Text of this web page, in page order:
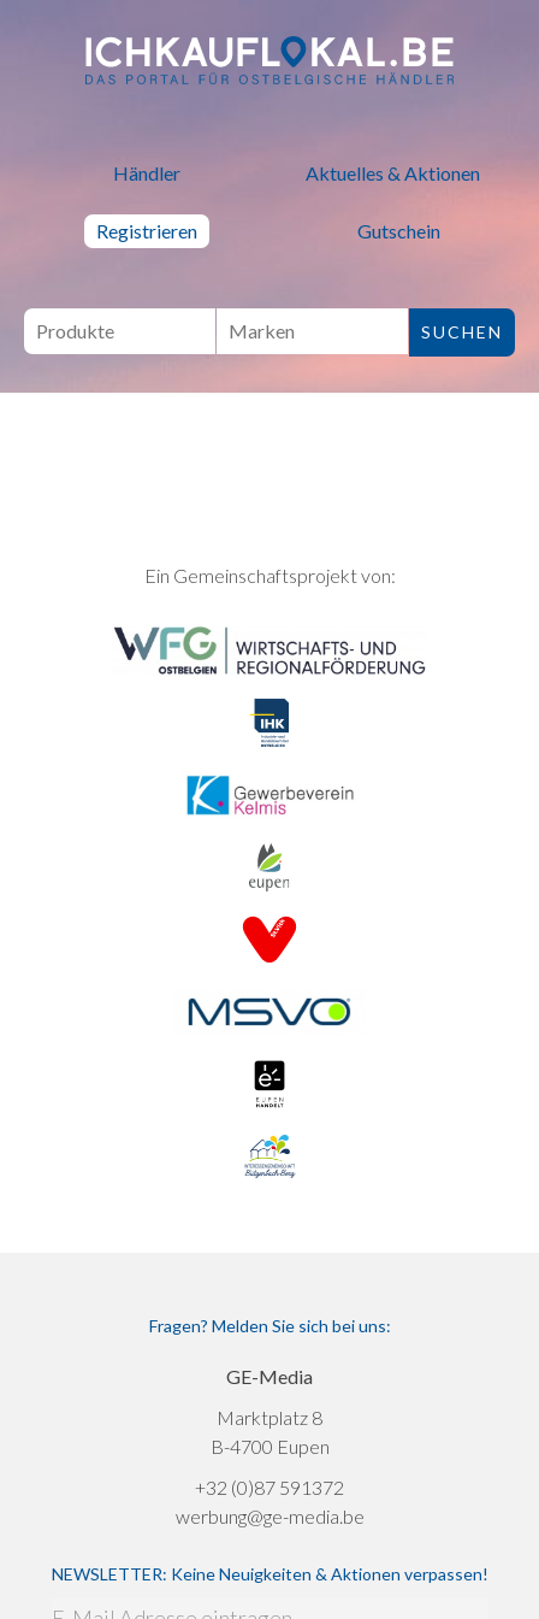
ich kauf lokal - Bei lokalen
Händler Aktuelles & Aktionen
Registrieren Gutschein
SEITENFUSSEin Gemeinschaftsprojekt von:
Fragen? Melden Sie sich bei uns:
GE-Media
Marktplatz 8
B-4700 Eupen
+32 (0)87 591372
werbung@ge-media.be
NEWSLETTER: Keine Neuigkeiten & Aktionen verpassen!